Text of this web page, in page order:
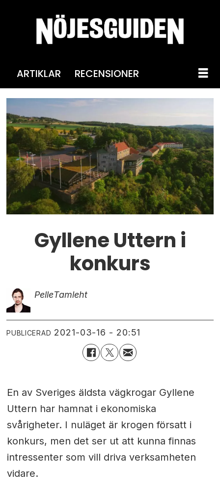
ARTIKLAR RECENSIONER
Gyllene Uttern i
konkurs
PelleTamleht
PUBLICERAD 2021-03-16 - 20:51
En av Sveriges äldsta vägkrogar Gyllene
Uttern har hamnat i ekonomiska
svårigheter. I nuläget är krogen försatt i
konkurs, men det ser ut att kunna finnas
intressenter som vill driva verksamheten
vidare.